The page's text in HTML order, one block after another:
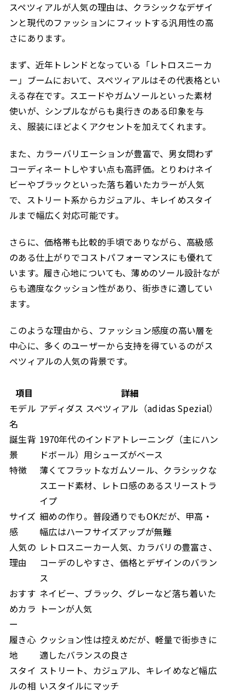
スペツィアルが人気の理由は、クラシックなデザイ
ンと現代のファッションにフィットする汎用性の高
さにあります。
まず、近年トレンドとなっている「レトロスニーカ
ー」ブームにおいて、スペツィアルはその代表格とい
える存在です。スエードやガムソールといった素材
使いが、シンプルながらも奥行きのある印象を与
え、服装にほどよくアクセントを加えてくれます。
また、カラーバリエーションが豊富で、男女問わず
コーディネートしやすい点も高評価。とりわけネイ
ビーやブラックといった落ち着いたカラーが人気
で、ストリート系からカジュアル、キレイめスタイ
ルまで幅広く対応可能です。
さらに、価格帯も比較的手頃でありながら、高級感
のある仕上がりでコストパフォーマンスにも優れて
います。履き心地についても、薄めのソール設計なが
らも適度なクッション性があり、街歩きに適してい
ます。
このような理由から、ファッション感度の高い層を
中心に、多くのユーザーから支持を得ているのがス
ペツィアルの人気の背景です。
項目
詳細
モデル
名
アディダス スペツィアル（adidas Spezial）
誕生背
景
1970年代のインドアトレーニング（主にハン
ドボール）用シューズがベース
特徴
薄くてフラットなガムソール、クラシックな
スエード素材、レトロ感のあるスリーストラ
イプ
サイズ
感
細めの作り。普段通りでもOKだが、甲高・
幅広はハーフサイズアップが無難
人気の
理由
レトロスニーカー人気、カラバリの豊富さ、
コーデのしやすさ、価格とデザインのバラン
ス
おすす
めカラ
ー
ネイビー、ブラック、グレーなど落ち着いた
トーンが人気
履き心
地
クッション性は控えめだが、軽量で街歩きに
適したバランスの良さ
スタイ
ルの相
ストリート、カジュアル、キレイめなど幅広
いスタイルにマッチ